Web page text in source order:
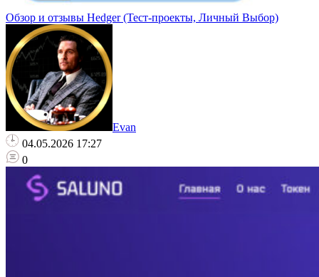
Обзор и отзывы Hedger (Тест-проекты, Личный Выбор)
Evan
04.05.2026 17:27
0